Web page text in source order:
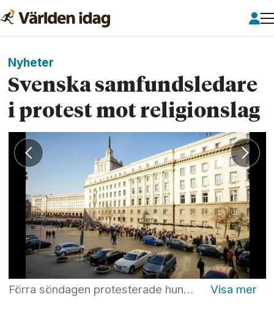
Nyheter
Svenska samfundsledare
i protest mot religionslag
Förra söndagen protesterade hundratals kristna i Bulgariens huvudstad Sofia mot ett lagförslag som kan göra det betydligt svårare för mindre samfund att verka i Bulgarien. Sedan gick de i bön förbi parlament och regeringsbyggnader. Foto: Privat